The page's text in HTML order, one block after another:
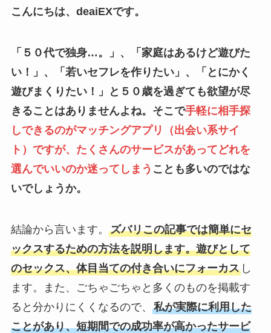
こんにちは、deaiEXです。
「５０代で独身…。」、「家庭はあるけど遊びた
い！」、「若いセフレを作りたい」、「とにかく
遊びまくりたい！」と５０歳を過ぎても欲望が尽
きることはありませんよね。そこで手軽に相手探
しできるのがマッチングアプリ（出会い系サイ
ト）ですが、たくさんのサービスがあってどれを
選んでいいのか迷ってしまう ことも多いのではな
いでしょうか。
結論から言います。 ズバリこの記事では簡単にセ
ックスするための方法を説明します。遊びとして
のセックス、体目当ての付き合いにフォーカスし
ます。また、ごちゃごちゃと多くのものを掲載す
ると分かりにくくなるので、 私が実際に利用した
ことがあり、短期間での成功率が高かったサービ